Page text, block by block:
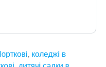
, коледжі в